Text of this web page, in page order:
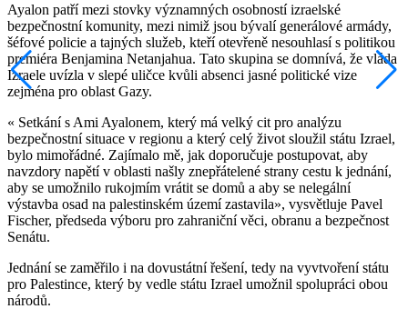
Ayalon patří mezi stovky významných osobností izraelské
bezpečnostní komunity, mezi nimiž jsou bývalí generálové armády,
šéfové policie a tajných služeb, kteří otevřeně nesouhlasí s politikou
premiéra Benjamina Netanjahua. Tato skupina se domnívá, že vláda
Izraele uvízla v slepé uličce kvůli absenci jasné politické vize
zejména pro oblast Gazy.
« Setkání s Ami Ayalonem, který má velký cit pro analýzu
bezpečnostní situace v regionu a který celý život sloužil státu Izrael,
bylo mimořádné. Zajímalo mě, jak doporučuje postupovat, aby
navzdory napětí v oblasti našly znepřátelené strany cestu k jednání,
aby se umožnilo rukojmím vrátit se domů a aby se nelegální
výstavba osad na palestinském území zastavila», vysvětluje Pavel
Fischer, předseda výboru pro zahraniční věci, obranu a bezpečnost
Senátu.
Jednání se zaměřilo i na dovustátní řešení, tedy na vyvtvoření státu
pro Palestince, který by vedle státu Izrael umožnil spolupráci obou
národů.